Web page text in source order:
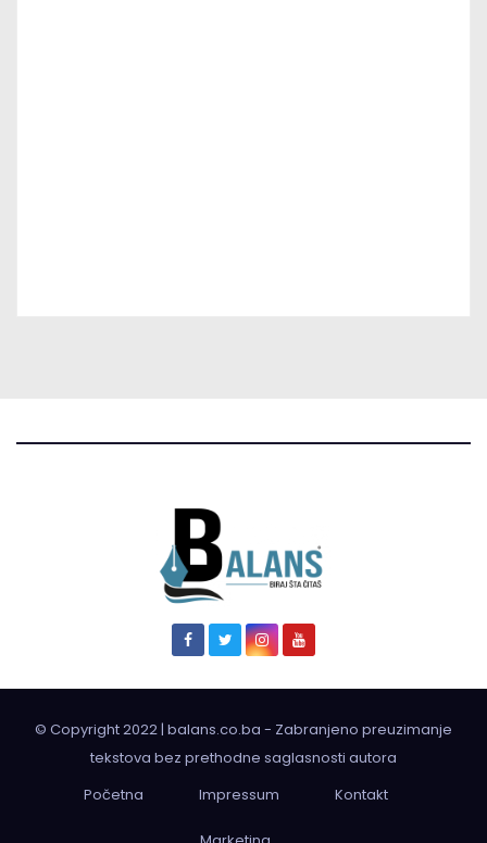
© Copyright 2022 | balans.co.ba - Zabranjeno preuzimanje
tekstova bez prethodne saglasnosti autora
Početna
Impressum Kontakt